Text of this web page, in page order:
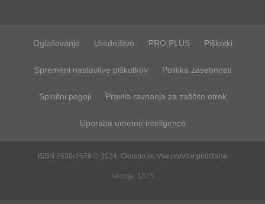
Oglaševanje Uredništvo PRO PLUS Piškotki
Spremeni nastavitve piškotkov Politika zasebnosti
Splošni pogoji Pravila ravnanja za zaščito otrok
Uporaba umetne inteligence
ISSN 2630-1679 © 2024, Okusno.je, Vse pravice pridržane
Verzija: 1875